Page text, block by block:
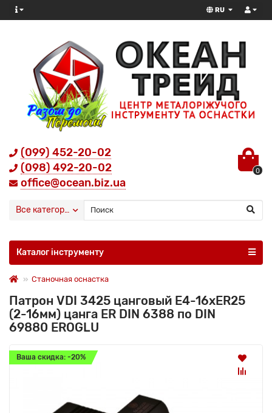
RU
(099) 452-20-02
(098) 492-20-02
office@ocean.biz.ua
0
Все категории
Каталог інструменту
Станочная оснастка
Патрон VDI 3425 цанговый E4-16xER25
(2-16мм) цанга ER DIN 6388 по DIN
69880 EROGLU
Ваша скидка: -20%